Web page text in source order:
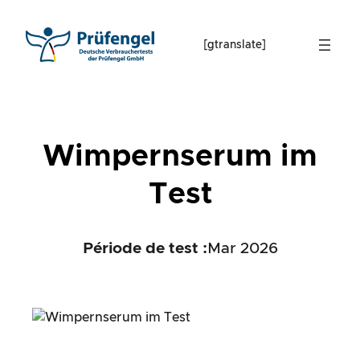
content
[gtranslate]
Wimpernserum im
Test
Période de test : Mar 2026